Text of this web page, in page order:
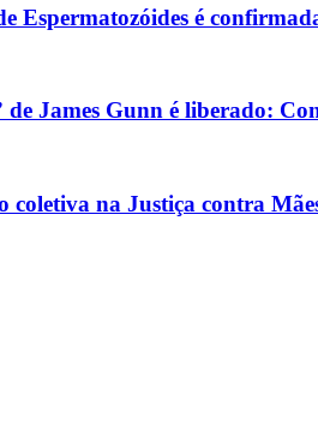
Espermatozóides é
James Gunn é liberado:
coletiva na Justiça contra